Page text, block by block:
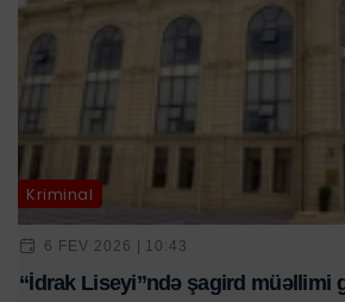
Kriminal
6 FEV 2026 | 10:43
“İdrak Liseyi”ndə şagird müəllimi